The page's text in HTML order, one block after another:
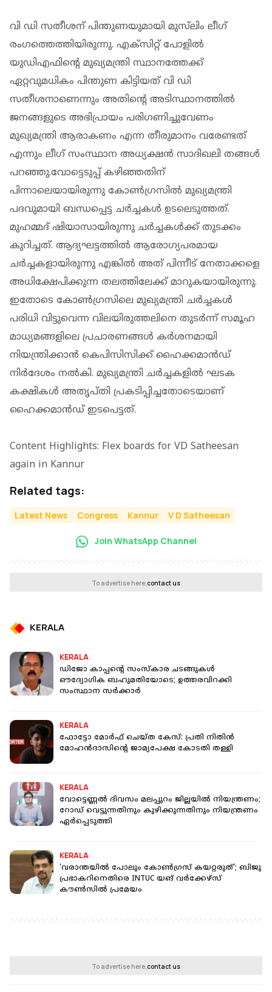
വി ഡി സതീശന് പിന്തുണയുമായി മുസ്‌ലിം ലീഗ്
രംഗത്തെത്തിയിരുന്നു. എക്സിറ്റ് പോളില്‍
യുഡിഎഫിന്റെ മുഖ്യമന്ത്രി സ്ഥാനത്തേക്ക്
ഏറ്റവുമധികം പിന്തുണ കിട്ടിയത് വി ഡി
സതീശനാണെന്നും അതിന്റെ അടിസ്ഥാനത്തില്‍
ജനങ്ങളുടെ അഭിപ്രായം പരിഗണിച്ചുവേണം
മുഖ്യമന്ത്രി ആരാകണം എന്ന തീരുമാനം വരേണ്ടത്
എന്നും ലീഗ് സംസ്ഥാന അധ്യക്ഷന്‍ സാദിഖലി തങ്ങള്‍
പറഞ്ഞു.വോട്ടെടുപ്പ് കഴിഞ്ഞതിന്
പിന്നാലെയായിരുന്നു കോണ്‍ഗ്രസില്‍ മുഖ്യമന്ത്രി
പദവുമായി ബന്ധപ്പെട്ട ചര്‍ച്ചകള്‍ ഉടലെടുത്തത്.
മുഹമ്മദ് ഷിയാസായിരുന്നു ചര്‍ച്ചകള്‍ക്ക് തുടക്കം
കുറിച്ചത്. ആദ്യഘട്ടത്തില്‍ ആരോഗ്യപരമായ
ചര്‍ച്ചകളായിരുന്നു എങ്കില്‍ അത് പിന്നീട് നേതാക്കളെ
അധിക്ഷേപിക്കുന്ന തലത്തിലേക്ക് മാറുകയായിരുന്നു.
ഇതോടെ കോണ്‍ഗ്രസിലെ മുഖ്യമന്ത്രി ചര്‍ച്ചകള്‍
പരിധി വിട്ടുവെന്ന വിലയിരുത്തലിനെ തുടര്‍ന്ന് സമൂഹ
മാധ്യമങ്ങളിലെ പ്രചാരണങ്ങള്‍ കര്‍ശനമായി
നിയന്ത്രിക്കാന്‍ കെപിസിസിക്ക് ഹൈക്കമാന്‍ഡ്
നിര്‍ദേശം നല്‍കി. മുഖ്യമന്ത്രി ചര്‍ച്ചകളില്‍ ഘടക
കക്ഷികള്‍ അതൃപ്തി പ്രകടിപ്പിച്ചതോടെയാണ്
ഹൈക്കമാന്‍ഡ് ഇടപെട്ടത്.
Content Highlights: Flex boards for VD Satheesan
again in Kannur
Related tags:
Latest News Congress Kannur V D Satheesan
Join WhatsApp Channel
To advertise here,contact us
KERALA
KERALA
ഡിജോ കാപ്പന്റെ സംസ്കാര ചടങ്ങുകൾ
ഔദ്യോഗിക ബഹുമതിയോടെ; ഉത്തരവിറക്കി
സംസ്ഥാന സർക്കാർ
KERALA
ഫോട്ടോ മോര്‍ഫ് ചെയ്ത കേസ്: പ്രതി നിതിൻ
മോഹൻദാസിൻ്റെ ജാമ്യപേക്ഷ കോടതി തള്ളി
KERALA
വോട്ടെണ്ണൽ ദിവസം മലപ്പുറം ജില്ലയിൽ നിയന്ത്രണം;
റോഡ് വെട്ടുന്നതിനും കുഴിക്കുന്നതിനും നിയന്ത്രണം
ഏർപ്പെടുത്തി
KERALA
'വരാന്തയില്‍ പോലും കോണ്‍ഗ്രസ് കയറ്റരുത്'; ബിജു
പ്രഭാകറിനെതിരെ INTUC യങ് വര്‍ക്കേഴ്‌സ്
കൗണ്‍സില്‍ പ്രമേയം
To advertise here,contact us